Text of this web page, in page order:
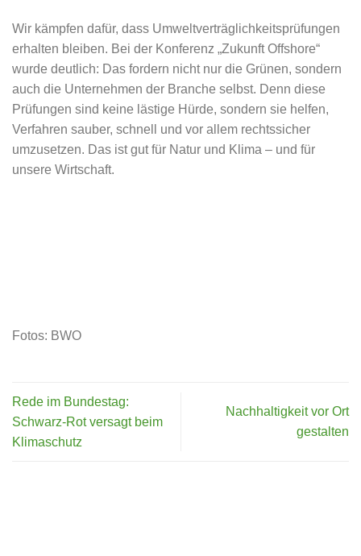
Wir kämpfen dafür, dass Umweltverträglichkeitsprüfungen
erhalten bleiben. Bei der Konferenz „Zukunft Offshore“
wurde deutlich: Das fordern nicht nur die Grünen, sondern
auch die Unternehmen der Branche selbst. Denn diese
Prüfungen sind keine lästige Hürde, sondern sie helfen,
Verfahren sauber, schnell und vor allem rechtssicher
umzusetzen. Das ist gut für Natur und Klima – und für
unsere Wirtschaft.
Fotos: BWO
Rede im Bundestag:
Schwarz-Rot versagt beim
Klimaschutz
Nachhaltigkeit vor Ort
gestalten